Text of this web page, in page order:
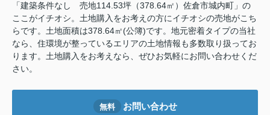
「建築条件なし 売地114.53坪（378.64㎡）佐倉市城内町」の
ここがイチオシ。土地購入をお考えの方にイチオシの売地がこち
らです。土地面積は378.64㎡(公簿)です。地元密着タイプの当社
なら、住環境が整っているエリアの土地情報も多数取り扱ってお
ります。土地購入をお考えなら、ぜひお気軽にお問い合わせくだ
さい。
無料 お問い合わせ